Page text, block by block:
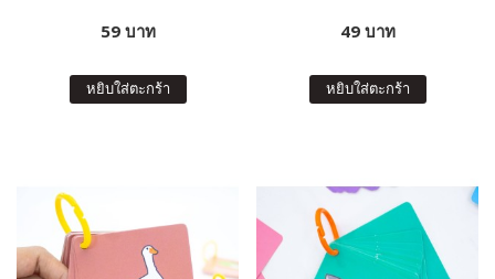
59 บาท
หยิบใส่ตะกร้า
49 บาท
หยิบใส่ตะกร้า